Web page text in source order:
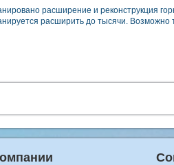
расширение и реконструкция
расширить до тысячи. Возможно